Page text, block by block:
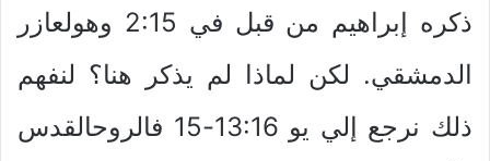
ذكره إبراهيم من قبل في 2:15 وهولعازر
الدمشقي. لكن لماذا لم يذكر هنا؟ لنفهم
ذلك نرجع إلي يو 13:16-15 فالروحالقدس